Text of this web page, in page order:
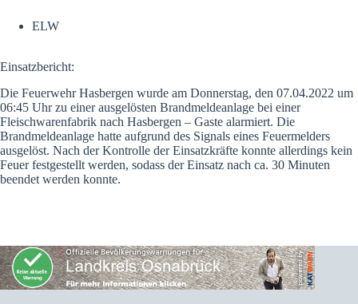
ELW
Einsatzbericht:
Die Feuerwehr Hasbergen wurde am Donnerstag, den 07.04.2022 um
06:45 Uhr zu einer ausgelösten Brandmeldeanlage bei einer
Fleischwarenfabrik nach Hasbergen – Gaste alarmiert. Die
Brandmeldeanlage hatte aufgrund des Signals eines Feuermelders
ausgelöst. Nach der Kontrolle der Einsatzkräfte konnte allerdings kein
Feuer festgestellt werden, sodass der Einsatz nach ca. 30 Minuten
beendet werden konnte.